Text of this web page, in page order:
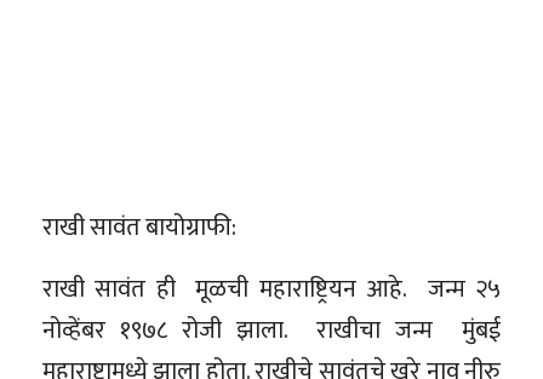
राखी सावंत बायोग्राफी:
राखी सावंत ही मूळची महाराष्ट्रियन आहे. जन्म २५
नोव्हेंबर १९७८ रोजी झाला. राखीचा जन्म मुंबई